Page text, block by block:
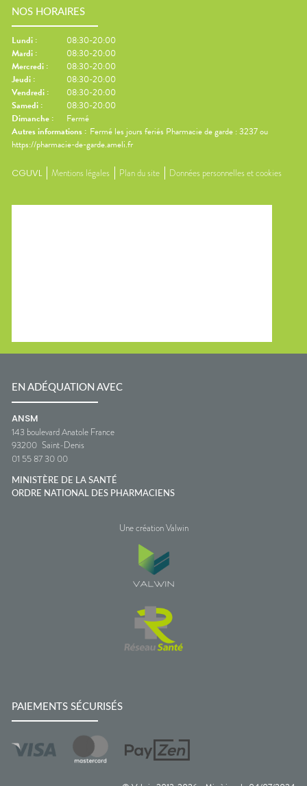
NOS HORAIRES
Lundi :
08:30-20:00
Mardi :
08:30-20:00
Mercredi :
08:30-20:00
Jeudi :
08:30-20:00
Vendredi :
08:30-20:00
Samedi :
08:30-20:00
Dimanche :
Fermé
Autres informations : Fermé les jours feriés Pharmacie de garde : 3237 ou
https://pharmacie-de-garde.ameli.fr
CGUVL Mentions légales Plan du site Données personnelles et cookies
EN ADÉQUATION AVEC
ANSM
143 boulevard Anatole France
93200 Saint-Denis
01 55 87 30 00
MINISTÈRE DE LA SANTÉ
ORDRE NATIONAL DES PHARMACIENS
Une création Valwin
PAIEMENTS SÉCURISÉS